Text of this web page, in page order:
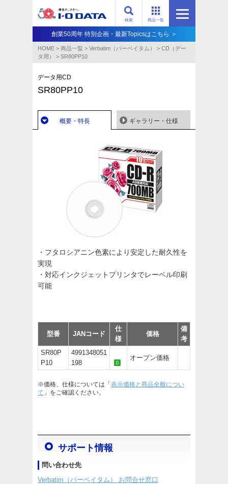
商品一覧
検索
創業50周年 特別企画・最新Topicsはこちら ＞
HOME > 商品一覧 > Verbatim（バーベイタム） > CD（デー
タ用）
> SR80PP10
データ用CD
SR80PP10
概要・特長 ギャラリー・仕様
・フタロシアニン色素により安定した耐久性を
実現
・対応インクジェットプリンタでレーベル印刷
可能
型番 JANコード
仕
様
価格
備
考
SR80P
P10
4991348051
198
オープン価格
※価格、仕様については「 表示価格と商品全般につい
て 」をご確認ください。
サポート情報
問い合わせ先
Verbatim（バーベイタム） お問合せ窓口